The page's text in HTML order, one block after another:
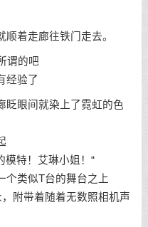
着走廊往铁门走去。
谓的吧
经验了
眨眼间就染上了霓虹的色
模特！艾琳小姐！“
个类似T台的舞台之上
附带着随着无数照相机声